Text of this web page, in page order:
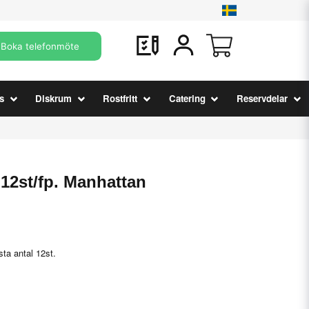
Boka telefonmöte
Diskrum Rostfritt Catering Reservdelar
fp. Manhattan
antal 12st.